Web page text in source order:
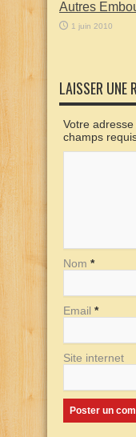
Autres
1 juin 2010
LAISSER UNE
Votre
champs
Nom *
Email *
Site internet